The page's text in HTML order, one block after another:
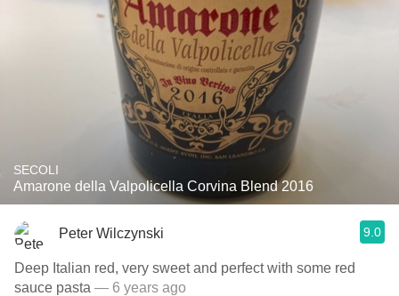
SECOLI
Amarone della Valpolicella Corvina Blend 2016
Peter Wilczynski 9.0
Deep Italian red, very sweet and perfect with some red
sauce pasta — 6 years ago